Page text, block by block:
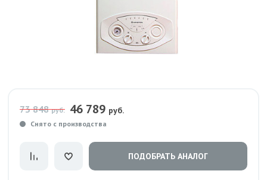
73 848руб. 46 789 руб.
Снято с производства
ПОДОБРАТЬ АНАЛОГ